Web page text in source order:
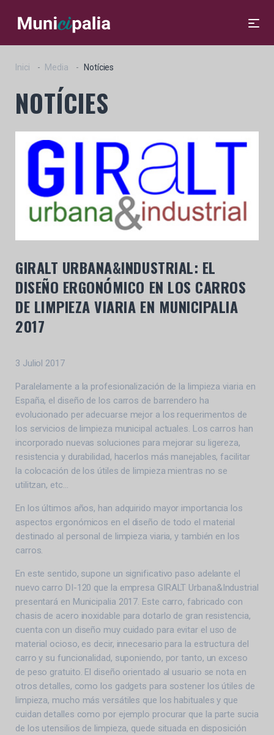
Inici Media Notícies
NOTÍCIES
GIRALT URBANA&INDUSTRIAL: EL
DISEÑO ERGONÓMICO EN LOS CARROS
DE LIMPIEZA VIARIA EN MUNICIPALIA
2017
3 Juliol 2017
Paralelamente a la profesionalización de la limpieza viaria en
España, el diseño de los carros de barrendero ha
evolucionado per adecuarse mejor a los requerimentos de
los servicios de limpieza municipal actuales. Los carros han
incorporado nuevas soluciones para mejorar su ligereza,
resistencia y durabilidad, hacerlos más manejables, facilitar
la colocación de los útiles de limpieza mientras no se
utilitzan, etc…
En los últimos años, han adquirido mayor importancia los
aspectos ergonómicos en el diseño de todo el material
destinado al personal de limpieza viaria, y también en los
carros.
En este sentido, supone un significativo paso adelante el
nuevo carro DI-120 que la empresa GIRALT Urbana&Industrial
presentará en Municipalia 2017. Este carro, fabricado con
chasis de acero inoxidable para dotarlo de gran resistencia,
cuenta con un diseño muy cuidado para evitar el uso de
material ocioso, es decir, innecesario para la estructura del
carro y su funcionalidad, suponiendo, por tanto, un exceso
de peso gratuito. El diseño orientado al usuario se nota en
otros detalles, como los gadgets para sostener los útiles de
limpieza, mucho más versátiles que los habituales y que
cuidan detalles como por ejemplo procurar que la parte sucia
de los utensilios de limpieza, quede situada en disposición